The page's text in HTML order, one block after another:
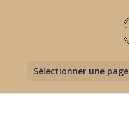
Sélectionner une page